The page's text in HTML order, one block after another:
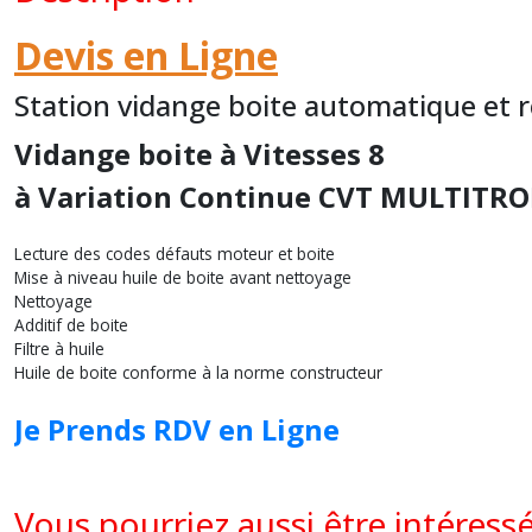
Devis en Ligne
Station vidange boite automatique et
Vidange boite à Vitesses 8
à Variation Continue CVT
Lecture des codes défauts moteur et boite
Mise à niveau huile de boite avant nettoyage
Nettoyage
Additif de boite
Filtre à huile
Huile de boite conforme à la norme constructeur
Je Prends RDV en Ligne